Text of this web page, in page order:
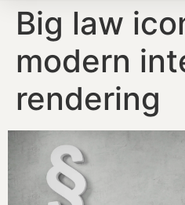
Big law
modern
rendering